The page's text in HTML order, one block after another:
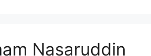
Nasaruddin